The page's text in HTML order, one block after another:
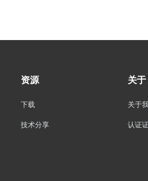
资源
下载
技术分享
关于
关于
认证